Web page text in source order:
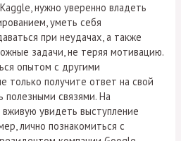
нужно уверенно владеть
уметь себя
при неудачах, а также
задачи, не теряя мотивацию.
опытом с другими
только получите ответ на свой
полезными связями. На
увидеть выступление
лично познакомиться с